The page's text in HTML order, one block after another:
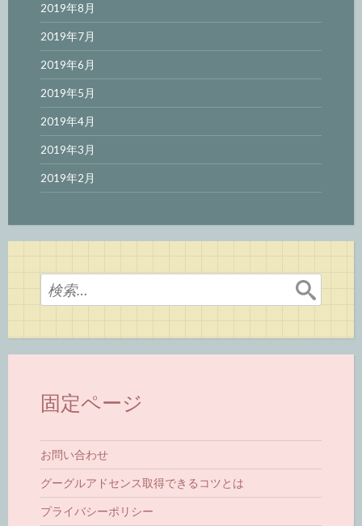
2019年8月
2019年7月
2019年6月
2019年5月
2019年4月
2019年3月
2019年2月
索:
固定ページ
お問い合わせ
グーグルアドセンス取得できるコツとは
プライバシーポリシー